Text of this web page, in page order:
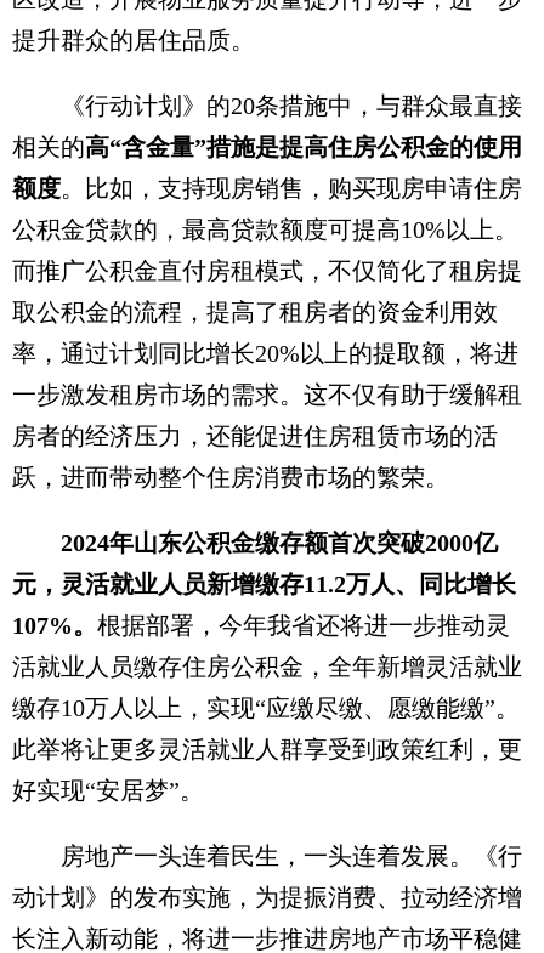
提升群众的居住品质。
《行动计划》的20条措施中，与群众最直接
相关的高“含金量”措施是提高住房公积金的使用
额度。比如，支持现房销售，购买现房申请住房
公积金贷款的，最高贷款额度可提高10%以上。
而推广公积金直付房租模式，不仅简化了租房提
取公积金的流程，提高了租房者的资金利用效
率，通过计划同比增长20%以上的提取额，将进
一步激发租房市场的需求。这不仅有助于缓解租
房者的经济压力，还能促进住房租赁市场的活
跃，进而带动整个住房消费市场的繁荣。
2024年山东公积金缴存额首次突破2000亿
元，灵活就业人员新增缴存11.2万人、同比增长
107%。 根据部署，今年我省还将进一步推动灵
活就业人员缴存住房公积金，全年新增灵活就业
缴存10万人以上，实现“应缴尽缴、愿缴能缴”。
此举将让更多灵活就业人群享受到政策红利，更
好实现“安居梦”。
房地产一头连着民生，一头连着发展。《行
动计划》的发布实施，为提振消费、拉动经济增
长注入新动能，将进一步推进房地产市场平稳健